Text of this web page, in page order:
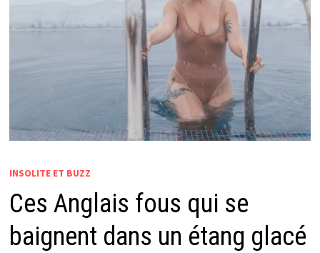
INSOLITE ET BUZZ
Ces Anglais fous qui se
baignent dans un étang glacé